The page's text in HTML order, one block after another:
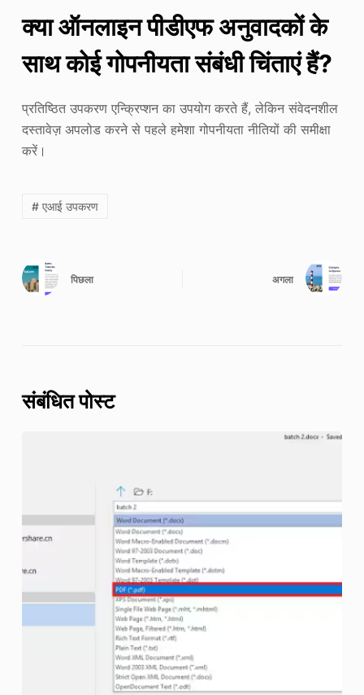
क्या ऑनलाइन पीडीएफ अनुवादकों के
साथ कोई गोपनीयता संबंधी चिंताएं हैं?
प्रतिष्ठित उपकरण एन्क्रिप्शन का उपयोग करते हैं, लेकिन संवेदनशील
दस्तावेज़ अपलोड करने से पहले हमेशा गोपनीयता नीतियों की समीक्षा
करें।
# एआई उपकरण
पिछला अगला
संबंधित पोस्ट